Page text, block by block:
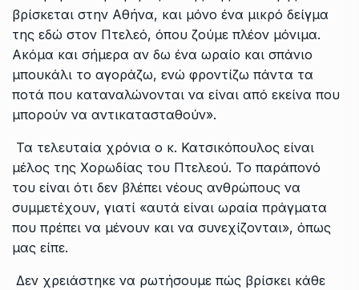
βρίσκεται στην Αθήνα, και μόνο ένα μικρό δείγμα
της εδώ στον Πτελεό, όπου ζούμε πλέον μόνιμα.
Ακόμα και σήμερα αν δω ένα ωραίο και σπάνιο
μπουκάλι το αγοράζω, ενώ φροντίζω πάντα τα
ποτά που καταναλώνονται να είναι από εκείνα που
μπορούν να αντικατασταθούν».
Τα τελευταία χρόνια ο κ. Κατσικόπουλος είναι
μέλος της Χορωδίας του Πτελεού. Το παράπονό
του είναι ότι δεν βλέπει νέους ανθρώπους να
συμμετέχουν, γιατί «αυτά είναι ωραία πράγματα
που πρέπει να μένουν και να συνεχίζονται», όπως
μας είπε.
Δεν χρειάστηκε να ρωτήσουμε πώς βρίσκει κάθε